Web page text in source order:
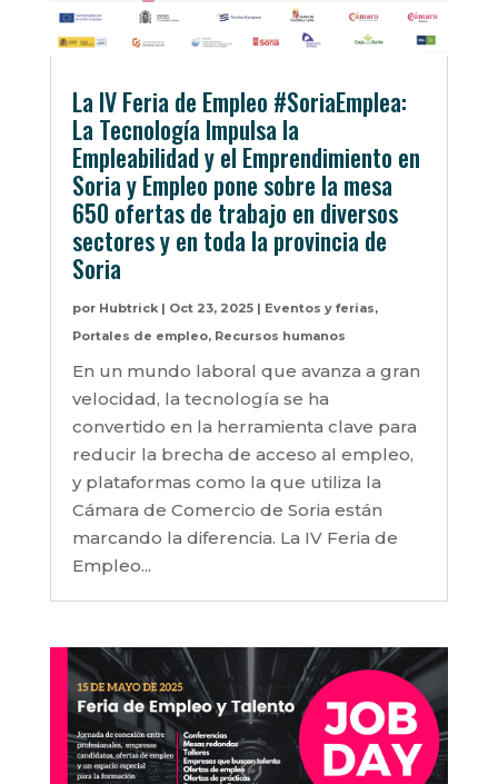
La IV Feria de Empleo #SoriaEmplea:
La Tecnología Impulsa la
Empleabilidad y el Emprendimiento en
Soria y Empleo pone sobre la mesa
650 ofertas de trabajo en diversos
sectores y en toda la provincia de
Soria
por Hubtrick| Oct 23, 2025| Eventos y ferias,
Portales de empleo, Recursos humanos
En un mundo laboral que avanza a gran
velocidad, la tecnología se ha
convertido en la herramienta clave para
reducir la brecha de acceso al empleo,
y plataformas como la que utiliza la
Cámara de Comercio de Soria están
marcando la diferencia. La IV Feria de
Empleo...